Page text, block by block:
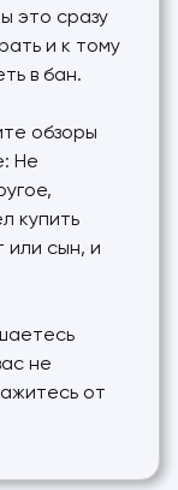
это сразу
и к тому
в бан.
обзоры
Не
купить
или сын, и
не
от